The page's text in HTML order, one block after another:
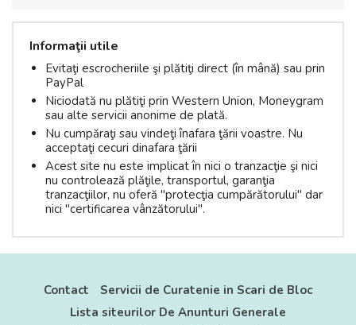
Informaţii utile
Evitaţi escrocheriile şi plătiţi direct (în mână) sau prin
PayPal
Niciodată nu plătiţi prin Western Union, Moneygram
sau alte servicii anonime de plată.
Nu cumpăraţi sau vindeţi înafara ţării voastre. Nu
acceptaţi cecuri dinafara ţării
Acest site nu este implicat în nici o tranzacţie şi nici
nu controlează plăţile, transportul, garanţia
tranzacţiilor, nu oferă "protecţia cumpărătorului" dar
nici "certificarea vânzătorului".
Contact
Servicii de Curatenie in Scari de Bloc
Lista siteurilor De Anunturi Generale